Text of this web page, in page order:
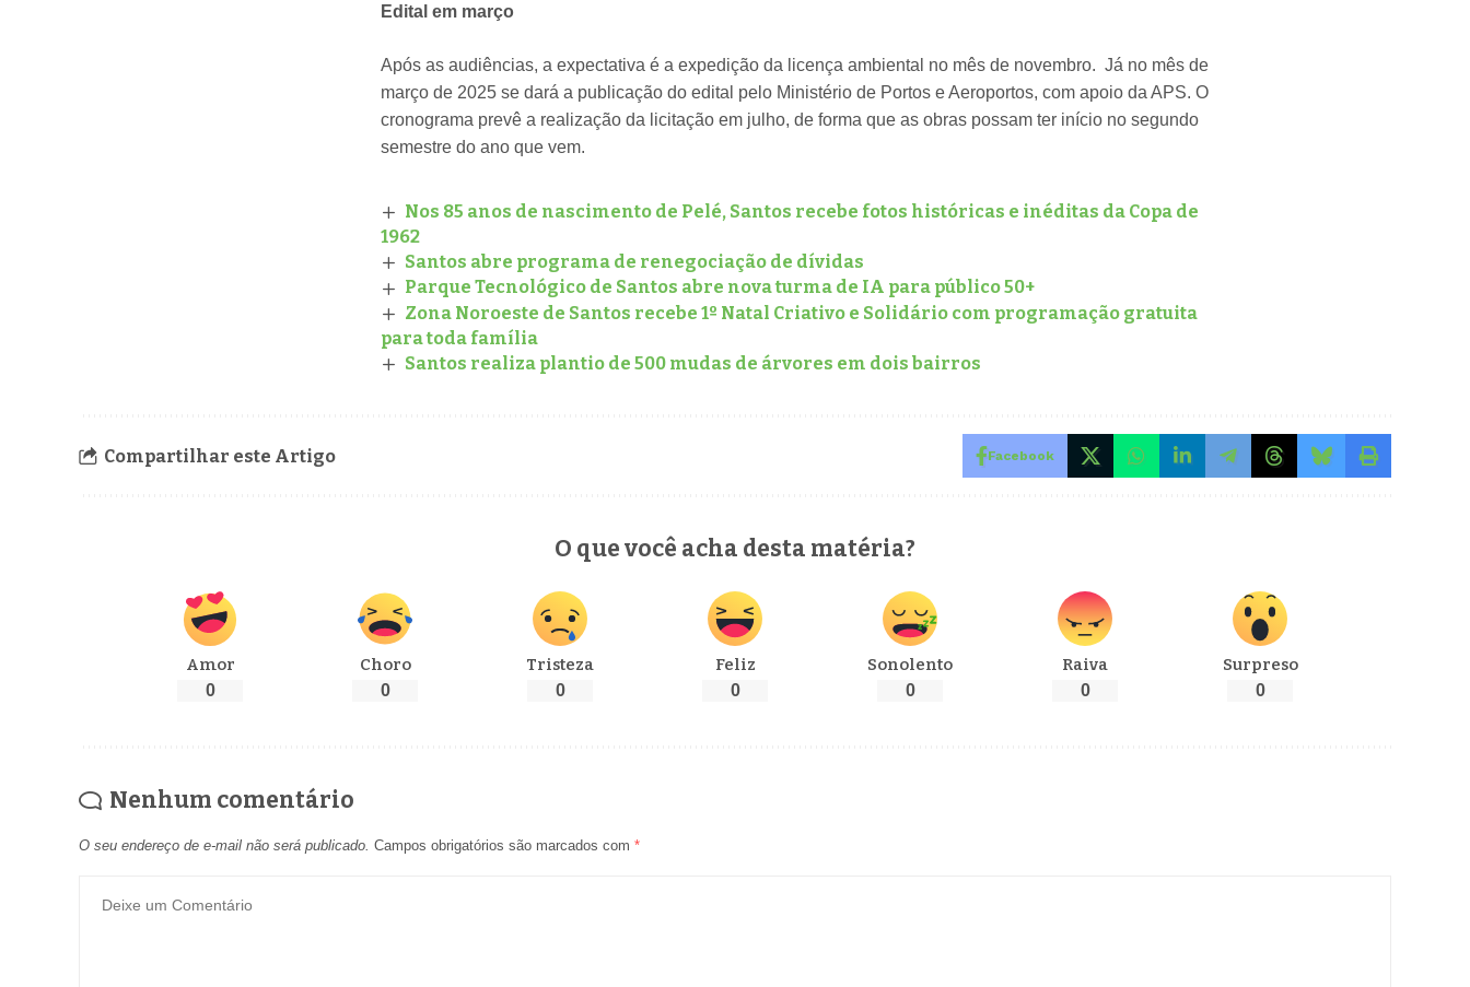
Edital em março
Após as audiências, a expectativa é a expedição da licença ambiental no mês de novembro. Já no mês de
março de 2025 se dará a publicação do edital pelo Ministério de Portos e Aeroportos, com apoio da APS. O
cronograma prevê a realização da licitação em julho, de forma que as obras possam ter início no segundo
semestre do ano que vem.
Nos 85 anos de nascimento de Pelé, Santos recebe fotos históricas e inéditas da Copa de
1962
Santos abre programa de renegociação de dívidas
Parque Tecnológico de Santos abre nova turma de IA para público 50+
Zona Noroeste de Santos recebe 1º Natal Criativo e Solidário com programação gratuita
para toda família
Santos realiza plantio de 500 mudas de árvores em dois bairros
Compartilhar este Artigo Facebook
O que você acha desta matéria?
Amor
0
Choro
0
Tristeza
0
Feliz
0
Sonolento
0
Raiva
0
Surpreso
0
Nenhum comentário
O seu endereço de e-mail não será publicado. Campos obrigatórios são marcados com *